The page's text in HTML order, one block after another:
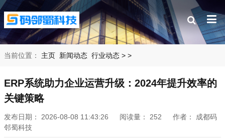
当前位置： 主页 >
新闻动态 >
行业动态
ERP系统助力企业运营升级：2024年提升效率的
关键策略
发布日期： 2026-08-08 11:43:26 阅读量： 252 作者：
成都码
邻蜀科技